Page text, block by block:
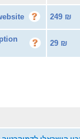
249 ₪
29 ₪